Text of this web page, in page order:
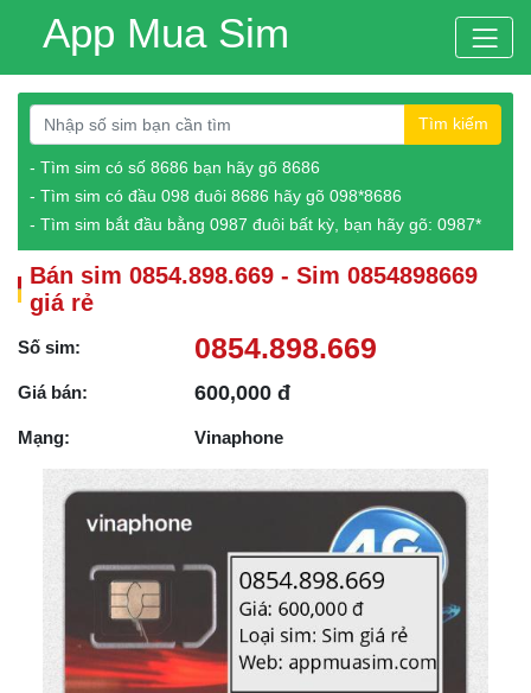
App Mua Sim
Tìm kiếm
- Tìm sim có số 8686 bạn hãy gõ 8686
- Tìm sim có đầu 098 đuôi 8686 hãy gõ 098*8686
- Tìm sim bắt đầu bằng 0987 đuôi bất kỳ, bạn hãy gõ: 0987*
Bán sim 0854.898.669 - Sim 0854898669
giá rẻ
Số sim: 0854.898.669
Giá bán: 600,000 đ
Mạng: Vinaphone